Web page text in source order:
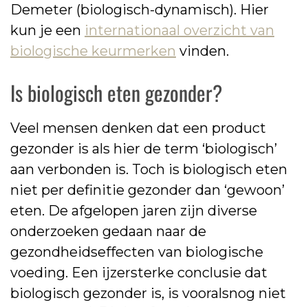
Demeter (biologisch-dynamisch). Hier
kun je een internationaal overzicht van
biologische keurmerken vinden.
Is biologisch eten gezonder?
Veel mensen denken dat een product
gezonder is als hier de term ‘biologisch’
aan verbonden is. Toch is biologisch eten
niet per definitie gezonder dan ‘gewoon’
eten. De afgelopen jaren zijn diverse
onderzoeken gedaan naar de
gezondheidseffecten van biologische
voeding. Een ijzersterke conclusie dat
biologisch gezonder is, is vooralsnog niet